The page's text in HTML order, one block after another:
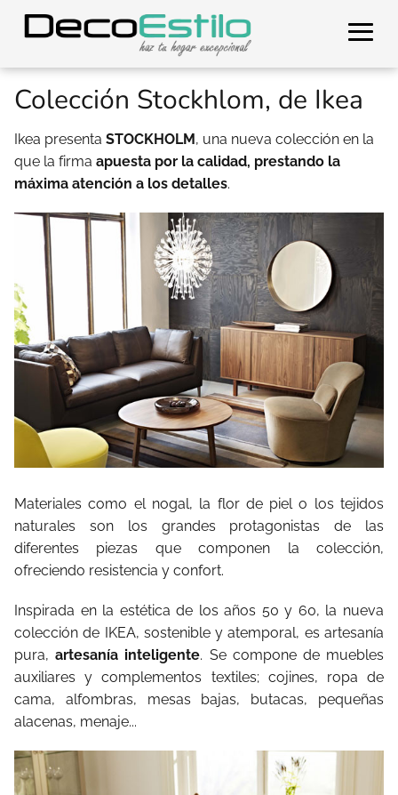
Colección Stockhlom, de Ikea
Ikea presenta STOCKHOLM, una nueva colección en la
que la firma apuesta por la calidad, prestando la
máxima atención a los detalles.
Materiales como el nogal, la flor de piel o los tejidos
naturales son los grandes protagonistas de las
diferentes piezas que componen la colección,
ofreciendo resistencia y confort.
Inspirada en la estética de los años 50 y 60, la nueva
colección de IKEA, sostenible y atemporal, es artesanía
pura,artesanía inteligente. Se compone de muebles
auxiliares y complementos textiles; cojines, ropa de
cama, alfombras, mesas bajas, butacas, pequeñas
alacenas, menaje...